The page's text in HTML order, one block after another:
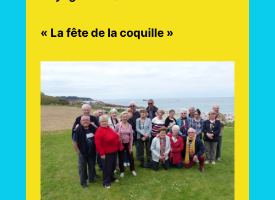
« La fête de la coquille »